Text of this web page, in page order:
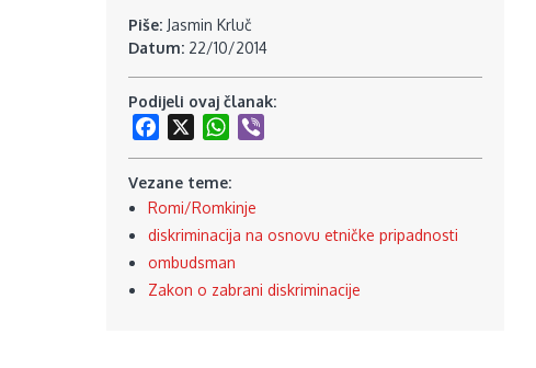
Piše: Jasmin Krluč
Datum: 22/10/2014
Podijeli ovaj članak:
Facebook
WhatsApp
Vezane teme:
Romi/Romkinje
diskriminacija na osnovu etničke pripadnosti
ombudsman
Zakon o zabrani diskriminacije